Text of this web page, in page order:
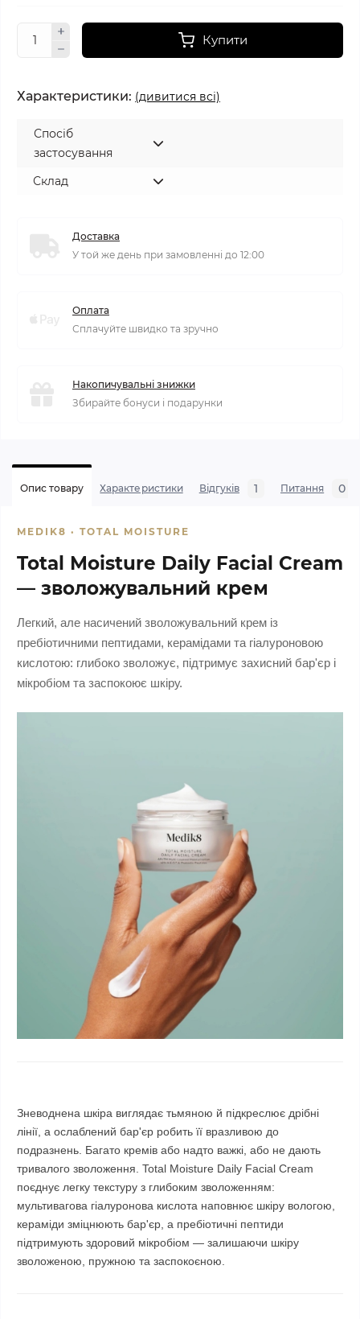
Купити
Характеристики: (дивитися всі)
Спосіб
застосування
Склад
Доставка
У той же день при замовленні до 12:00
Оплата
Сплачуйте швидко та зручно
Накопичувальні знижки
Збирайте бонуси і подарунки
Опис товару Характеристики Відгуків 1 Питання 0
MEDIK8 · TOTAL MOISTURE
Total Moisture Daily Facial Cream
— зволожувальний крем
Легкий, але насичений зволожувальний крем із
пребіотичними пептидами, керамідами та гіалуроновою
кислотою: глибоко зволожує, підтримує захисний бар'єр і
мікробіом та заспокоює шкіру.
Зневоднена шкіра виглядає тьмяною й підкреслює дрібні
лінії, а ослаблений бар'єр робить її вразливою до
подразнень. Багато кремів або надто важкі, або не дають
тривалого зволоження. Total Moisture Daily Facial Cream
поєднує легку текстуру з глибоким зволоженням:
мультивагова гіалуронова кислота наповнює шкіру вологою,
кераміди зміцнюють бар'єр, а пребіотичні пептиди
підтримують здоровий мікробіом — залишаючи шкіру
зволоженою, пружною та заспокоєною.